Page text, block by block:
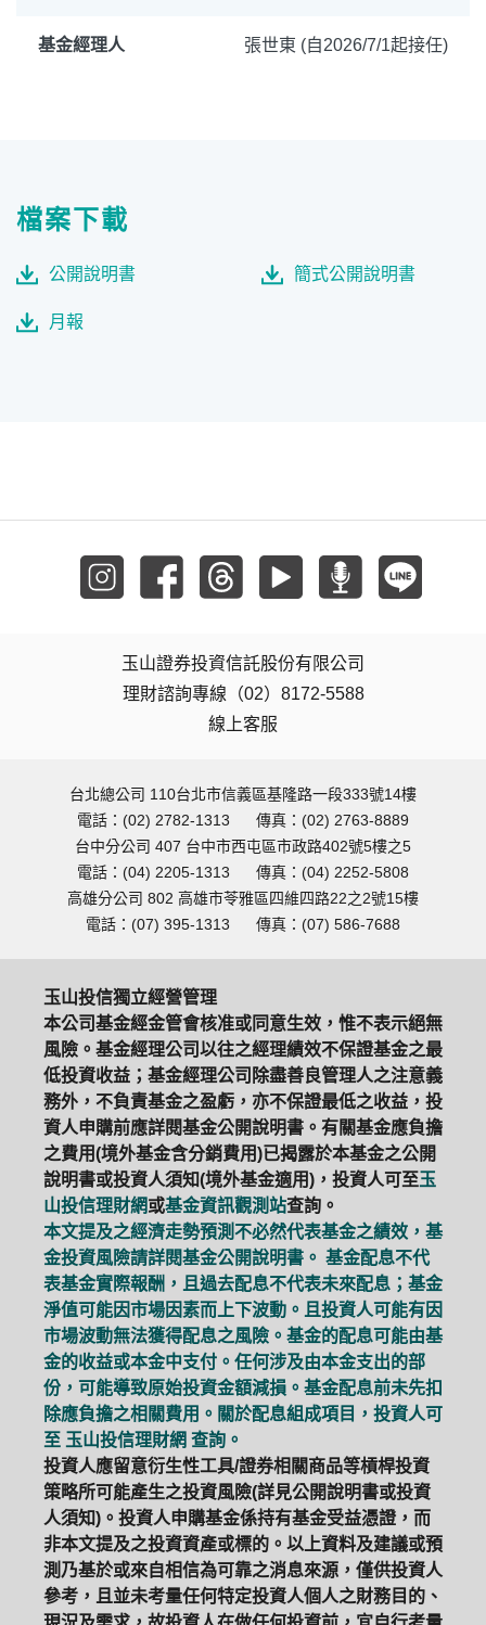
基金經理人 張世東 (自2026/7/1起接任)
檔案下載
公開說明書 簡式公開說明書
月報
玉山證券投資信託股份有限公司
理財諮詢專線（02）8172-5588
線上客服
台北總公司 110台北市信義區基隆路一段333號14樓
電話：(02) 2782-1313
傳真：(02) 2763-8889
台中分公司 407 台中市西屯區市政路402號5樓之5
電話：(04) 2205-1313
傳真：(04) 2252-5808
高雄分公司 802 高雄市苓雅區四維四路22之2號15樓
電話：(07) 395-1313
傳真：(07) 586-7688
玉山投信獨立經營管理
本公司基金經金管會核准或同意生效，惟不表示絕無
風險。基金經理公司以往之經理績效不保證基金之最
低投資收益；基金經理公司除盡善良管理人之注意義
務外，不負責基金之盈虧，亦不保證最低之收益，投
資人申購前應詳閱基金公開說明書。有關基金應負擔
之費用(境外基金含分銷費用)已揭露於本基金之公開
說明書或投資人須知(境外基金適用)，投資人可至玉
山投信理財網或基金資訊觀測站查詢。
本文提及之經濟走勢預測不必然代表基金之績效，基
金投資風險請詳閱基金公開說明書。 基金配息不代
表基金實際報酬，且過去配息不代表未來配息；基金
淨值可能因市場因素而上下波動。且投資人可能有因
市場波動無法獲得配息之風險。基金的配息可能由基
金的收益或本金中支付。任何涉及由本金支出的部
份，可能導致原始投資金額減損。基金配息前未先扣
除應負擔之相關費用。關於配息組成項目，投資人可
至 玉山投信理財網 查詢。
投資人應留意衍生性工具/證券相關商品等槓桿投資
策略所可能產生之投資風險(詳見公開說明書或投資
人須知)。投資人申購基金係持有基金受益憑證，而
非本文提及之投資資產或標的。以上資料及建議或預
測乃基於或來自相信為可靠之消息來源，僅供投資人
參考，且並未考量任何特定投資人個人之財務目的、